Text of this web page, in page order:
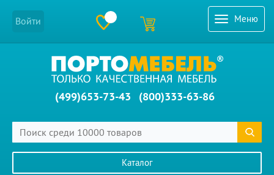
Меню
Войти
(499)653-73-43 (800)333-63-86
Каталог